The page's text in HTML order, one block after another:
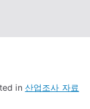
in 산업조사 자료